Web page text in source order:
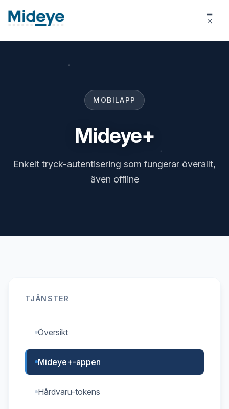
MOBILAPP
Mideye+
Enkelt tryck-autentisering som fungerar överallt,
även offline
TJÄNSTER
Översikt
Mideye+-appen
Hårdvaru-tokens